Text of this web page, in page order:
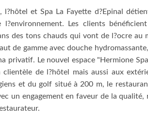
l?hôtel et Spa La Fayette d?Epinal
Les clients
des tons chauds qui vont de l?ocre au
de gamme avec douche
privatif. Le nouvel espace "Hermione
de l?hôtel mais aussi aux
et du golf situé à 200 m, le
un engagement en faveur de la qualité,